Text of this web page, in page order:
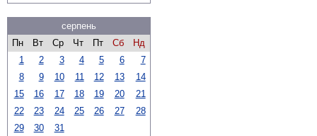
серпень
Пн
Вт Ср Чт Пт Сб
Нд
1
2 3 4 5 6
7
8
9 10 11 12 13
14
15
16 17 18 19 20
21
22
23 24 25 26 27
28
29
30 31